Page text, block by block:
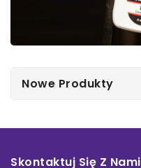
Nowe Produkty
Skontaktuj Się Z Nami